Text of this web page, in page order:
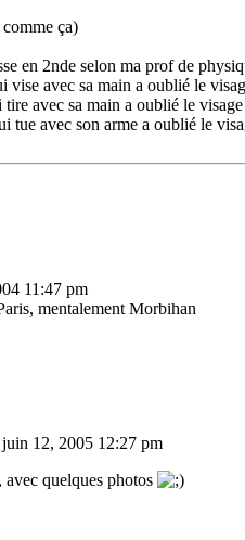
ça)
en 2nde selon ma prof de
vise avec sa main a oublié le
avec sa main a oublié le
tue avec son arme a oublié le
11:47 pm
mentalement Morbihan
12, 2005 12:27 pm
quelques photos